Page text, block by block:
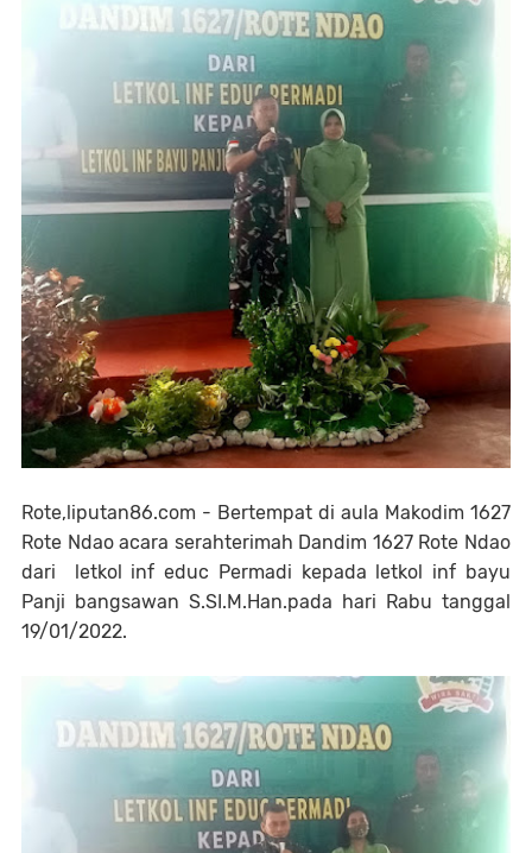
Rote,liputan86.com - Bertempat di aula Makodim 1627
Rote Ndao acara serahterimah Dandim 1627 Rote Ndao
dari letkol inf educ Permadi kepada letkol inf bayu
Panji bangsawan S.SI.M.Han.pada hari Rabu tanggal
19/01/2022.